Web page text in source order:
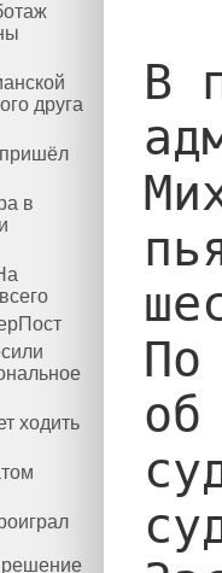
друга
в
ходить
решение
В
По
об